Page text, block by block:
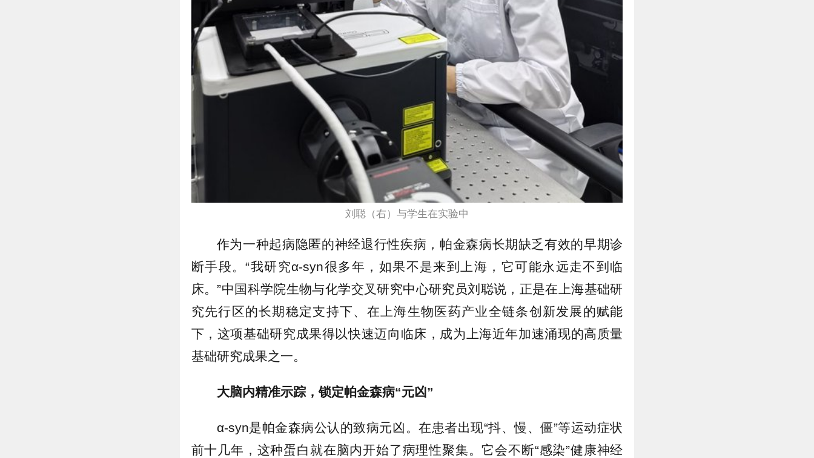
刘聪（右）与学生在实验中
作为一种起病隐匿的神经退行性疾病，帕金森病长期缺乏有效的早期诊
断手段。“我研究α-syn很多年，如果不是来到上海，它可能永远走不到临
床。”中国科学院生物与化学交叉研究中心研究员刘聪说，正是在上海基础研
究先行区的长期稳定支持下、在上海生物医药产业全链条创新发展的赋能
下，这项基础研究成果得以快速迈向临床，成为上海近年加速涌现的高质量
基础研究成果之一。
大脑内精准示踪，锁定帕金森病“元凶”
α-syn是帕金森病公认的致病元凶。在患者出现“抖、慢、僵”等运动症状
前十几年，这种蛋白就在脑内开始了病理性聚集。它会不断“感染”健康神经